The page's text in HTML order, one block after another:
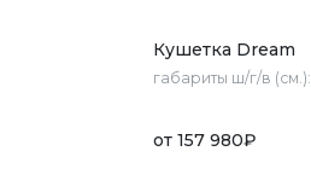
Кушетка Dream
габариты ш/г/в (см.):
от 157 980₽